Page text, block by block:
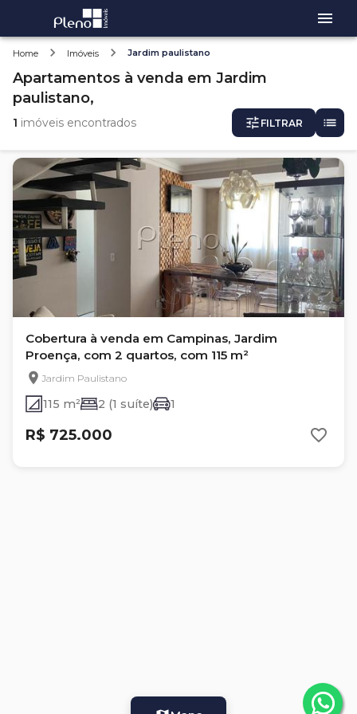
Home Imóveis Jardim paulistano
Apartamentos à venda em Jardim
paulistano,
1 imóveis encontrados FILTRAR
Cobertura à venda em Campinas, Jardim
Proença, com 2 quartos, com 115 m²
Jardim Paulistano
115 m² 2 (1 suíte) 1
R$ 725.000